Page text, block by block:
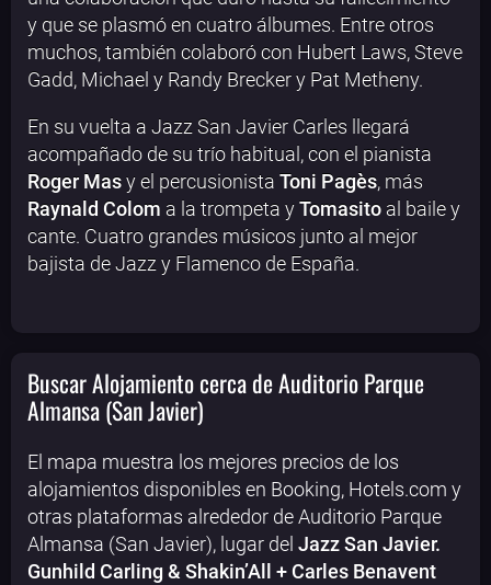
y que se plasmó en cuatro álbumes. Entre otros
muchos, también colaboró con Hubert Laws, Steve
Gadd, Michael y Randy Brecker y Pat Metheny.
En su vuelta a Jazz San Javier Carles llegará
acompañado de su trío habitual, con el pianista
Roger Masy el percusionista Toni Pagès, más
Raynald Colom a la trompeta yTomasito al baile y
cante. Cuatro grandes músicos junto al mejor
bajista de Jazz y Flamenco de España.
Buscar Alojamiento cerca de Auditorio Parque
Almansa (San Javier)
El mapa muestra los mejores precios de los
alojamientos disponibles en Booking, Hotels.com y
otras plataformas alrededor de Auditorio Parque
Almansa (San Javier), lugar del Jazz San Javier.
Gunhild Carling & Shakin’All + Carles Benavent